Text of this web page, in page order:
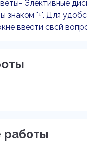
Элективные
знаком "+". Для
ввести свой
работы